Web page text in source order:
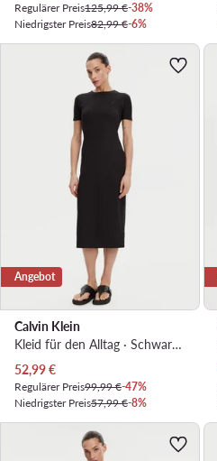
Regulärer Preis125,99 €-38%
Niedrigster Preis82,99 €-6%
Angebot
Calvin Klein
Kleid für den Alltag · Schwarz · Midi
Aktueller Preis
52,99€
Regulärer Preis99,99 €-47%
Niedrigster Preis57,99 €-8%